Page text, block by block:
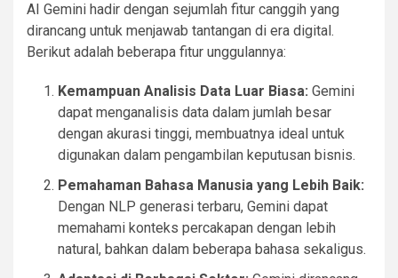
AI Gemini hadir dengan sejumlah fitur canggih yang
dirancang untuk menjawab tantangan di era digital.
Berikut adalah beberapa fitur unggulannya:
Kemampuan Analisis Data Luar Biasa: Gemini
dapat menganalisis data dalam jumlah besar
dengan akurasi tinggi, membuatnya ideal untuk
digunakan dalam pengambilan keputusan bisnis.
Pemahaman Bahasa Manusia yang Lebih Baik:
Dengan NLP generasi terbaru, Gemini dapat
memahami konteks percakapan dengan lebih
natural, bahkan dalam beberapa bahasa sekaligus.